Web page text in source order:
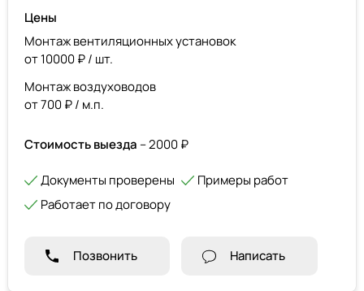
Цены
Монтаж вентиляционных установок
от 10000 ₽ / шт.
Монтаж воздуховодов
от 700 ₽ / м.п.
Стоимость выезда – 2000 ₽
Документы проверены
Примеры работ
Работает по договору
Позвонить Написать